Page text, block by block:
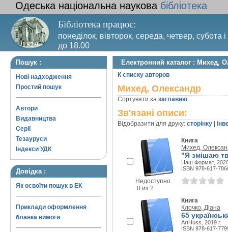
Одеська національна наукова бібліотека
Бібліотека працює:
понеділок, вівторок, середа, четвер, субота
до 18.00
Вихідний день – п’ятниця. Останній четвер
Пошук :
Нові надходження
Простий пошук
Автори
Видавництва
Серії
Тезауруси
Індекси УДК
Довідка :
Як освоїти пошук в ЕК
Приклади оформлення
бланка вимоги
Електронний каталог : Михед,
К списку авторов
Михед, Олександр
Сортувати за:заглавию
Зв'язані описи:
Відобразити для друку: сторінку
Недоступно
0 из 2
Книга
Михед,
"Я змішаю
Наш Формат,
ISBN 978-617-
Книга
Клочко, Діана
65
ArtHuss, 2019 г.
ISBN 978-617-